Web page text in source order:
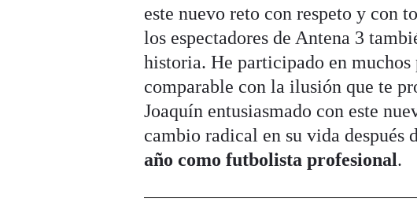
este nuevo reto con respeto y con
los espectadores de Antena 3
historia. He participado en
comparable con la ilusión que te
Joaquín entusiasmado con este
cambio radical en su vida después
año como futbolista profesional.